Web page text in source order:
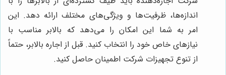
اندازه‌ها، ظرفیت‌ها و ویژگی‌های مختلف ارائه دهد. این
امر به شما این امکان را می‌دهد که بالابر مناسب با
نیازهای خاص خود را انتخاب کنید. قبل از اجاره بالابر، حتماً
از تنوع تجهیزات شرکت اطمینان حاصل کنید.